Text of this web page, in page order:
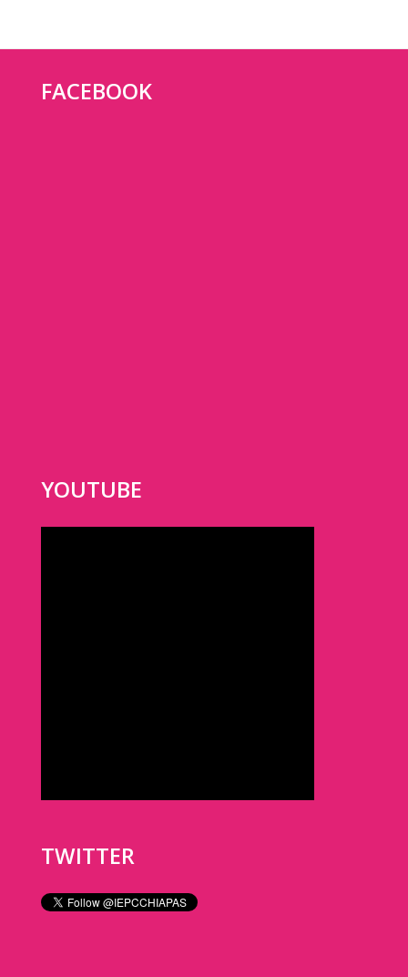
FACEBOOK
YOUTUBE
TWITTER